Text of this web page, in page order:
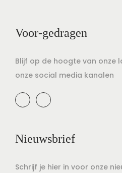
Voor-gedragen
Blijf op de hoogte van onze
onze social media kanalen
Nieuwsbrief
Schrijf je hier in voor onze